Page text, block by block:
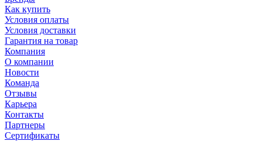
Как купить
Условия оплаты
Условия доставки
Гарантия на товар
Компания
О компании
Новости
Команда
Отзывы
Карьера
Контакты
Партнеры
Сертификаты